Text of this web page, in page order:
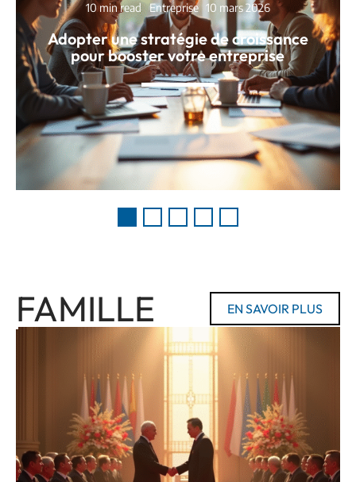
10 min read Entreprise 10 mars 2026
Adopter une stratégie de croissance
pour booster votre entreprise
FAMILLE EN SAVOIR PLUS